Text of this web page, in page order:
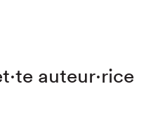
auteur·rice